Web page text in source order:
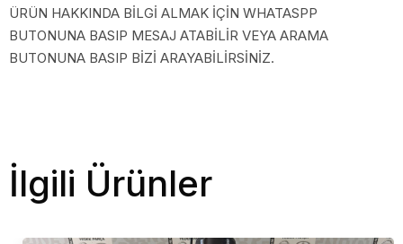
ÜRÜN HAKKINDA BİLGİ ALMAK İÇİN WHATASPP
BUTONUNA BASIP MESAJ ATABİLİR VEYA ARAMA
BUTONUNA BASIP BİZİ ARAYABİLİRSİNİZ.
İlgili Ürünler